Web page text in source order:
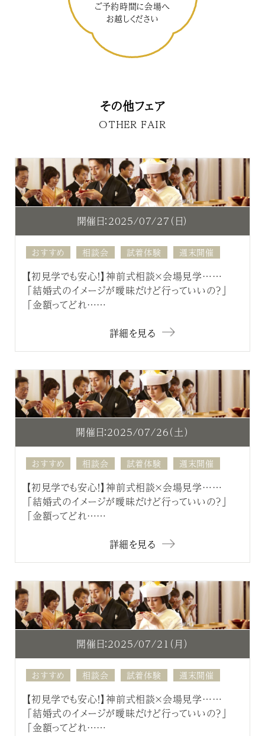
ご予約時間に会場へ
お越しください
その他フェア
OTHER FAIR
開催日：2025/07/27（日）
おすすめ 相談会 試着体験 週末開催
【初見学でも安心！】神前式相談×会場見学……
「結婚式のイメージが曖昧だけど行っていいの？」
「金額ってどれ……
詳細を見る
開催日：2025/07/26（土）
おすすめ 相談会 試着体験 週末開催
【初見学でも安心！】神前式相談×会場見学……
「結婚式のイメージが曖昧だけど行っていいの？」
「金額ってどれ……
詳細を見る
開催日：2025/07/21（月）
おすすめ 相談会 試着体験 週末開催
【初見学でも安心！】神前式相談×会場見学……
「結婚式のイメージが曖昧だけど行っていいの？」
「金額ってどれ……